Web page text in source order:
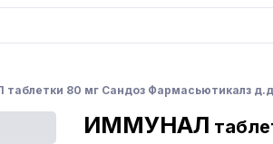
80 мг Сандоз Фармасьютикалз
ИММУНАЛ